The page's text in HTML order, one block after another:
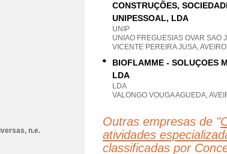
n.e.
CONSTRUÇÕES,
UNIPESSOAL, LDA
UNIP
UNIAO FREGUESIAS OVAR SAO
VICENTE PEREIRA JUSA, AVEIRO
BIOFLAMME - SOLUÇOES
LDA
LDA
VALONGO VOUGA AGUEDA,
Outras empresas de "
atividades
classificadas por